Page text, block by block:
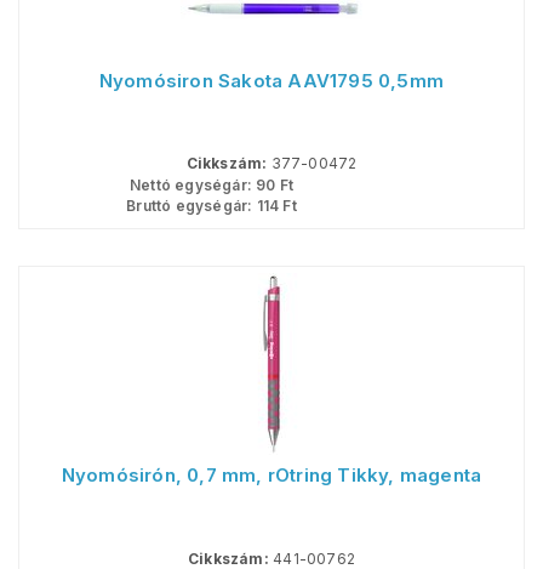
Nyomósiron Sakota AAV1795 0,5mm
Cikkszám: 377-00472
Nettó egységár: 90 Ft
Bruttó egységár: 114 Ft
Nyomósirón, 0,7 mm, rOtring Tikky, magenta
Cikkszám: 441-00762